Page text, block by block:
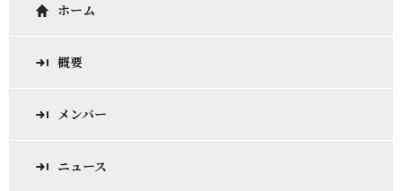
ホーム
概要
メンバー
ニュース